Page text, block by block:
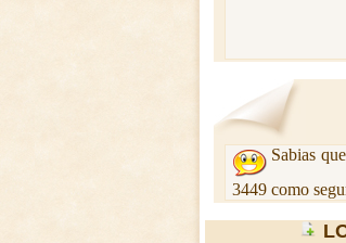
Sabias
3449 como